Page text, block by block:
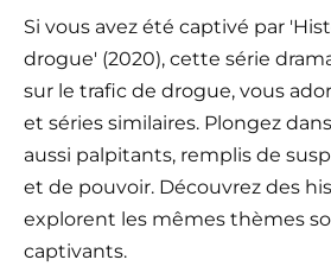
Si vous avez été captivé par
drogue' (2020), cette série
sur le trafic de drogue, vous
et séries similaires. Plongez
aussi palpitants, remplis de
et de pouvoir. Découvrez des
explorent les mêmes thèmes
captivants.